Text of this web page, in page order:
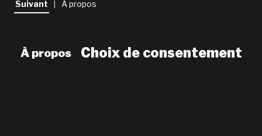
newsletter
Suivant À propos
À propos Choix de consentement